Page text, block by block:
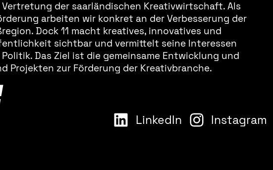
der saarländischen Kreativwirtschaft. Als
arbeiten wir konkret an der Verbesserung der
Dock 11 macht kreatives, innovatives und
sichtbar und vermittelt seine Interessen
Das Ziel ist die gemeinsame Entwicklung und
Projekten zur Förderung der Kreativbranche.
LinkedIn Instagram